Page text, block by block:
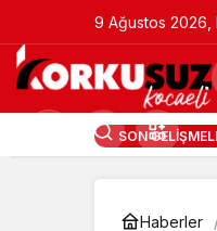
9 Ağustos 2026,
SON
Haberler